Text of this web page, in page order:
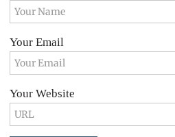
Your Email
Your Website